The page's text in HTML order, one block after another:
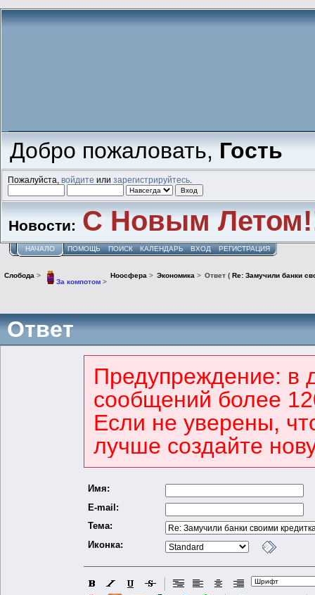
Добро пожаловать,Гость
Пожалуйста,войдите илизарегистрируйтесь
Новости: С Новым
НАЧАЛО ПОМОЩЬ ПОИСК КАЛЕНДАРЬ ВХОД РЕГИСТРАЦИЯ
Слобода >
За компотом>
Ноосфера > Экономика > Ответ (Re: Замучили банки
Ответ
Предупреждение: в
сообщений более
Если не уверены,
лучше создайте
Имя:
E-mail:
Тема:
Иконка: